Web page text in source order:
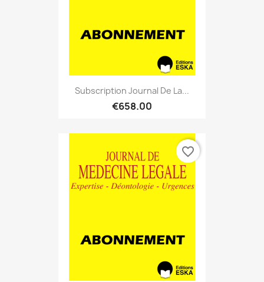
Subscription Journal De La...
€658.00
favorite_border